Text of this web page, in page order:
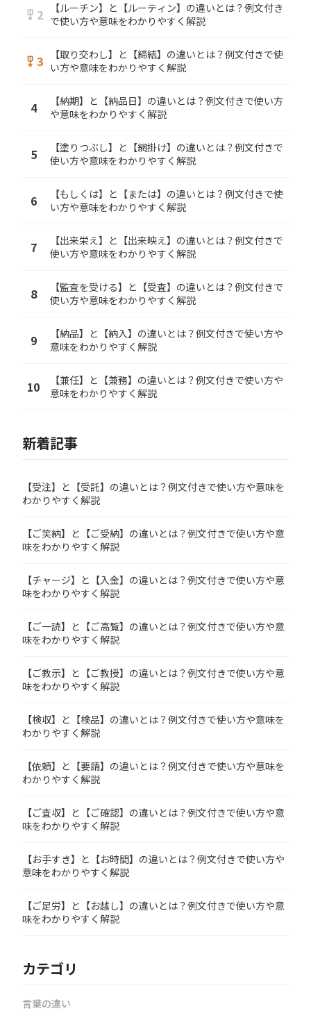
military_tech 2
【ルーチン】と【ルーティン】の違いとは？例文付き
で使い方や意味をわかりやすく解説
military_tech 3
【取り交わし】と【締結】の違いとは？例文付きで使
い方や意味をわかりやすく解説
4
【納期】と【納品日】の違いとは？例文付きで使い方
や意味をわかりやすく解説
5
【塗りつぶし】と【網掛け】の違いとは？例文付きで
使い方や意味をわかりやすく解説
6
【もしくは】と【または】の違いとは？例文付きで使
い方や意味をわかりやすく解説
7
【出来栄え】と【出来映え】の違いとは？例文付きで
使い方や意味をわかりやすく解説
8
【監査を受ける】と【受査】の違いとは？例文付きで
使い方や意味をわかりやすく解説
9
【納品】と【納入】の違いとは？例文付きで使い方や
意味をわかりやすく解説
10
【兼任】と【兼務】の違いとは？例文付きで使い方や
意味をわかりやすく解説
新着記事
【受注】と【受託】の違いとは？例文付きで使い方や意味を
わかりやすく解説
【ご笑納】と【ご受納】の違いとは？例文付きで使い方や意
味をわかりやすく解説
【チャージ】と【入金】の違いとは？例文付きで使い方や意
味をわかりやすく解説
【ご一読】と【ご高覧】の違いとは？例文付きで使い方や意
味をわかりやすく解説
【ご教示】と【ご教授】の違いとは？例文付きで使い方や意
味をわかりやすく解説
【検収】と【検品】の違いとは？例文付きで使い方や意味を
わかりやすく解説
【依頼】と【要請】の違いとは？例文付きで使い方や意味を
わかりやすく解説
【ご査収】と【ご確認】の違いとは？例文付きで使い方や意
味をわかりやすく解説
【お手すき】と【お時間】の違いとは？例文付きで使い方や
意味をわかりやすく解説
【ご足労】と【お越し】の違いとは？例文付きで使い方や意
味をわかりやすく解説
カテゴリ
言葉の違い